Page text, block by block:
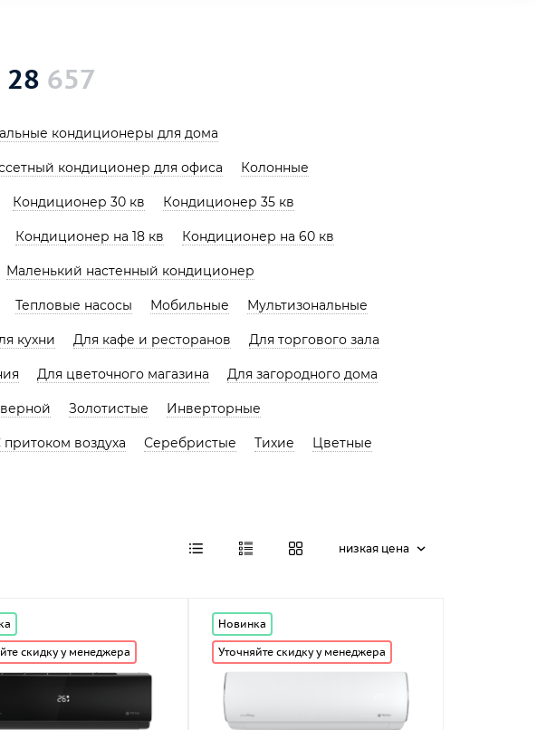
657
кондиционеры для дома
кондиционер для офиса Колонные
Кондиционер 30 кв Кондиционер 35 кв
Кондиционер на 18 кв Кондиционер на 60 кв
Маленький настенный кондиционер
Тепловые насосы Мобильные Мультизональные
кухни Для кафе и ресторанов Для торгового зала
Для цветочного магазина Для загородного дома
Золотистые Инверторные
притоком воздуха Серебристые Тихие Цветные
низкая цена
скидку у менеджера
Новинка
Уточняйте скидку у менеджера